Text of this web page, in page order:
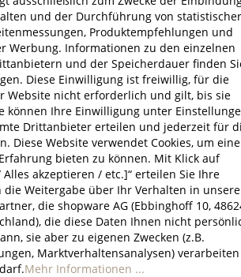
und der Durchführung von statistischer
Produktempfehlungen und
Werbung. Informationen zu den einzelnen
und der Speicherdauer finden
Diese Einwilligung ist freiwillig, für die
Website nicht erforderlich und gilt, bis sie
können Ihre Einwilligung unter
Drittanbieter erteilen und jederzeit für
Diese Website verwendet Cookies, um eine
bieten zu können. Mit Klick auf
akzeptieren / etc.]“ erteilen Sie Ihre
Weitergabe über Ihr Verhalten in
die shopware AG (Ebbinghoff 10,
die diese Daten Ihnen nicht
sie aber zu eigenen Zwecken (z.B.
Marktverhaltensanalysen) verarbeiten
darf.Mehr Informationen ...